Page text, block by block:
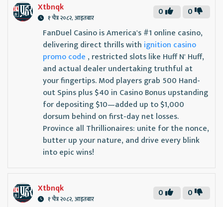
Xtbnqk
१ चैत्र २०८२, आइतबार 0
0
FanDuel Casino is America's #1 online casino,
delivering direct thrills with ignition casino
promo code , restricted slots like Huff N' Huff,
and actual dealer undertaking truthful at
your fingertips. Mod players grab 500 Hand-
out Spins plus $40 in Casino Bonus upstanding
for depositing $10—added up to $1,000
dorsum behind on first-day net losses.
Province all Thrillionaires: unite for the nonce,
butter up your nature, and drive every blink
into epic wins!
Xtbnqk
१ चैत्र २०८२, आइतबार 0
0